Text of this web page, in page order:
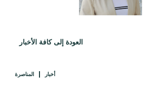
العودة إلى كافة الأخبار
المناصرة أخبار